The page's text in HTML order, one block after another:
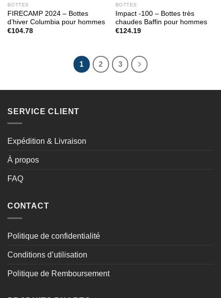
BOTTES
FIRECAMP 2024 – Bottes
d’hiver Columbia pour hommes
€104.78
BOTTES
Impact -100 – Bottes très
chaudes Baffin pour hommes
€124.19
1 2 3
SERVICE CLIENT
Expédition & Livraison
À propos
FAQ
CONTACT
Politique de confidentialité
Conditions d’utilisation
Politique de Remboursement